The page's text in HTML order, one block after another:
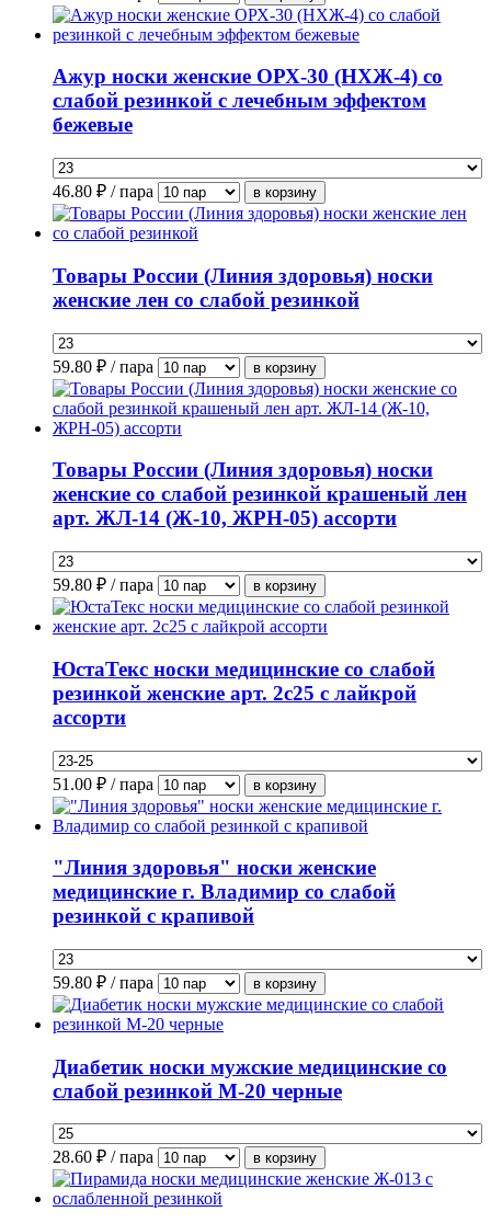
Ажур носки женские ОРХ-30 (НХЖ-4) со
слабой резинкой с лечебным эффектом
бежевые
46.80 ₽ / пара
Товары России (Линия здоровья) носки
женские лен со слабой резинкой
59.80 ₽ / пара
Товары России (Линия здоровья) носки
женские со слабой резинкой крашеный лен
арт. ЖЛ-14 (Ж-10, ЖРН-05) ассорти
59.80 ₽ / пара
ЮстаТекс носки медицинские со слабой
резинкой женские арт. 2с25 с лайкрой
ассорти
51.00 ₽ / пара
"Линия здоровья" носки женские
медицинские г. Владимир со слабой
резинкой с крапивой
59.80 ₽ / пара
Диабетик носки мужские медицинские со
слабой резинкой М-20 черные
28.60 ₽ / пара